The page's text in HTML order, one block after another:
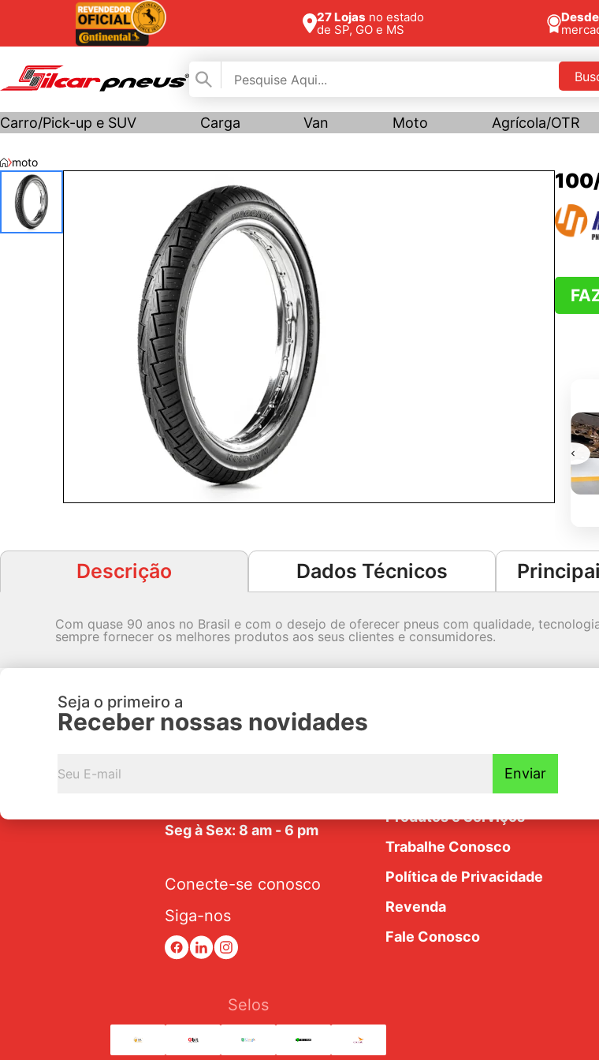
27 Lojas no estado
de SP, GO e MS
Carro/Pick-up e SUV Carga Van Moto Agrícola/OTR
moto
Descrição Dados Técnicos
Com quase 90 anos no Brasil e com o desejo de oferecer pneus com qualidade,
sempre fornecer os melhores produtos aos seus clientes e consumidores.
Seja o primeiro a
Receber nossas novidades
Enviar
Seg à Sex: 8 am - 6 pm
Conecte-se conosco
Siga-nos
Produtos e Serviços
Trabalhe Conosco
Política de Privacidade
Revenda
Fale Conosco
Selos